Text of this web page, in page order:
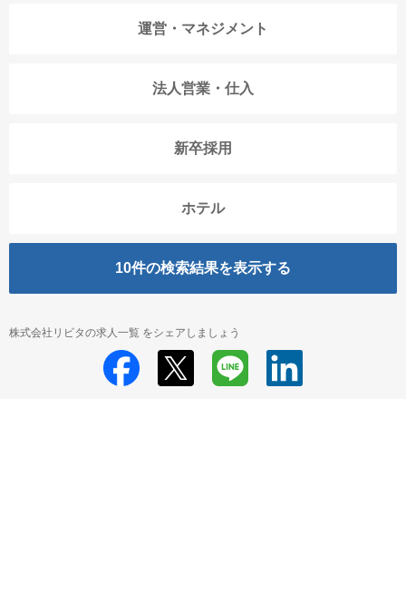
運営・マネジメント
法人営業・仕入
新卒採用
ホテル
10件の検索結果を表示する
株式会社リビタの求人一覧 をシェアしましょう